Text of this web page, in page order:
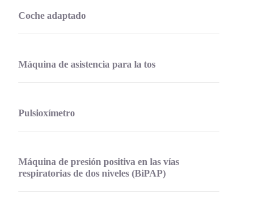
Coche adaptado
Máquina de asistencia para la tos
Pulsioxímetro
Máquina de presión positiva en las vías
respiratorias de dos niveles (BiPAP)